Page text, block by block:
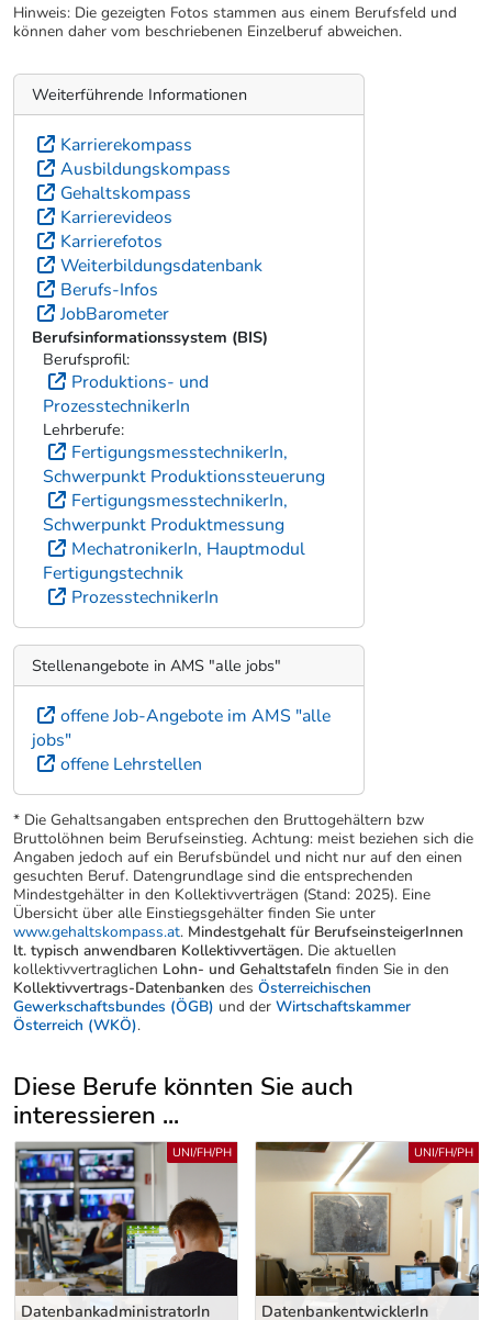
Hinweis: Die gezeigten Fotos stammen aus einem Berufsfeld und
können daher vom beschriebenen Einzelberuf abweichen.
Weiterführende Informationen
Karrierekompass
Ausbildungskompass
Gehaltskompass
Karrierevideos
Karrierefotos
Weiterbildungsdatenbank
Berufs-Infos
JobBarometer
Berufsinformationssystem (BIS)
Berufsprofil:
Produktions- und
ProzesstechnikerIn
Lehrberufe:
FertigungsmesstechnikerIn,
Schwerpunkt Produktionssteuerung
FertigungsmesstechnikerIn,
Schwerpunkt Produktmessung
MechatronikerIn, Hauptmodul
Fertigungstechnik
ProzesstechnikerIn
Stellenangebote in AMS "alle jobs"
offene Job-Angebote im AMS "alle
jobs"
offene Lehrstellen
* Die Gehaltsangaben entsprechen den Bruttogehältern bzw
Bruttolöhnen beim Berufseinstieg. Achtung: meist beziehen sich die
Angaben jedoch auf ein Berufsbündel und nicht nur auf den einen
gesuchten Beruf. Datengrundlage sind die entsprechenden
Mindestgehälter in den Kollektivverträgen (Stand: 2025). Eine
Übersicht über alle Einstiegsgehälter finden Sie unter
www.gehaltskompass.at. Mindestgehalt für BerufseinsteigerInnen
lt. typisch anwendbaren Kollektivvertägen. Die aktuellen
kollektivvertraglichen Lohn- und Gehaltstafeln finden Sie in den
Kollektivvertrags-Datenbanken des Österreichischen
Gewerkschaftsbundes (ÖGB) und der Wirtschaftskammer
Österreich (WKÖ).
Diese Berufe könnten Sie auch
interessieren ...
Uber weitere Berufsvorschläge
DatenbankadministratorIn
UNI/FH/PH
DatenbankentwicklerIn
UNI/FH/PH